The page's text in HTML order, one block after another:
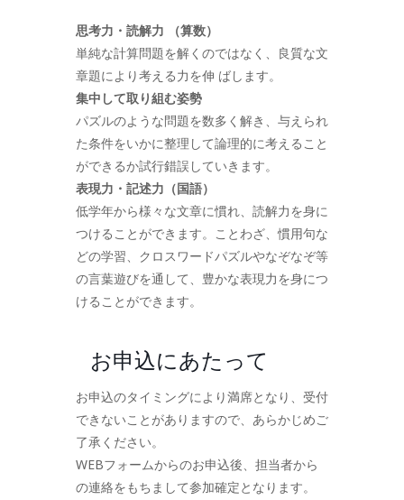
思考力・読解力 （算数）
単純な計算問題を解くのではなく、良質な文
章題により考える力を伸 ばします。
集中して取り組む姿勢
パズルのような問題を数多く解き、与えられ
た条件をいかに整理して論理的に考えること
ができるか試行錯誤していきます。
表現力・記述力（国語）
低学年から様々な文章に慣れ、読解力を身に
つけることができます。ことわざ、慣用句な
どの学習、クロスワードパズルやなぞなぞ等
の言葉遊びを通して、豊かな表現力を身につ
けることができます。
お申込にあたって
お申込のタイミングにより満席となり、受付
できないことがありますので、あらかじめご
了承ください。
WEBフォームからのお申込後、担当者から
の連絡をもちまして参加確定となります。